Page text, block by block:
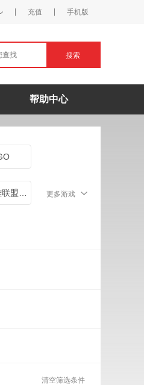
充值 手机版
搜索
帮助中心
更多游戏
清空筛选条件